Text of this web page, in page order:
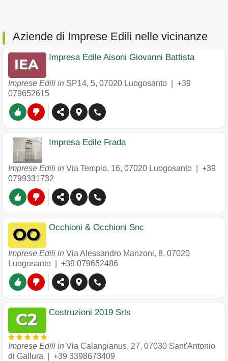
Aziende di Imprese Edili nelle vicinanze
Impresa Edile Aisoni Giovanni Battista
Imprese Edili in SP14, 5, 07020 Luogosanto
+39
079652615
Impresa Edile Frada
Imprese Edili in Via Tempio, 16, 07020 Luogosanto
+39
0799331732
Occhioni & Occhioni Snc
Imprese Edili in Via Alessandro Manzoni, 8, 07020
Luogosanto
+39 079652486
Costruzioni 2019 Srls
Imprese Edili in Via Calangianus, 27, 07030 Sant'Antonio
di Gallura
+39 3398673409